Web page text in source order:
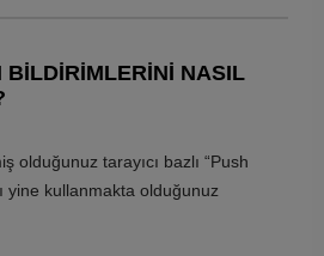
verilerinizi 3. kişi ya da
olmadan paylaşmayacağımızı
konusundaki hassasiyetinizi
verilerinizi 6698 sayılı Kişisel
(“Kanun” olarak anılacaktır)
BILDIRIMLERINI NASIL
olduğunuz tarayıcı bazlı “Push
yine kullanmakta olduğunuz
altından yönetebilirsiniz.